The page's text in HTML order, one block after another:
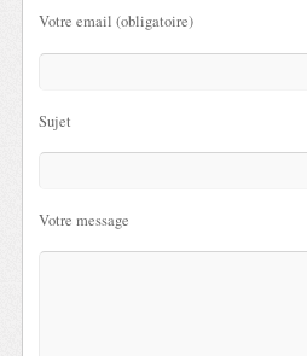
Votre email (obligatoire)
Sujet
Votre message